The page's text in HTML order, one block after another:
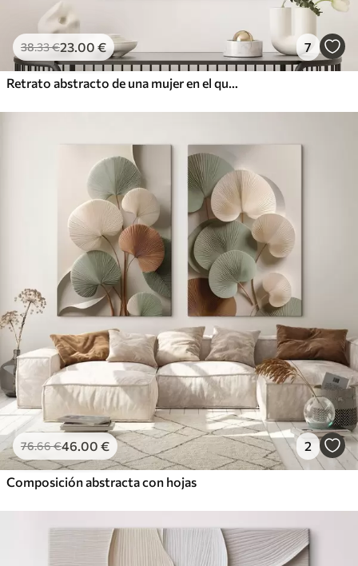
38.33€23.00 € 7
Retrato abstracto de una mujer en el que destacan los ojos y los labios cerrados, realizado en tonos blanco y negro con dinámicas pinceladas de colores cálidos
76.66€46.00 € 2
Composición abstracta con hojas